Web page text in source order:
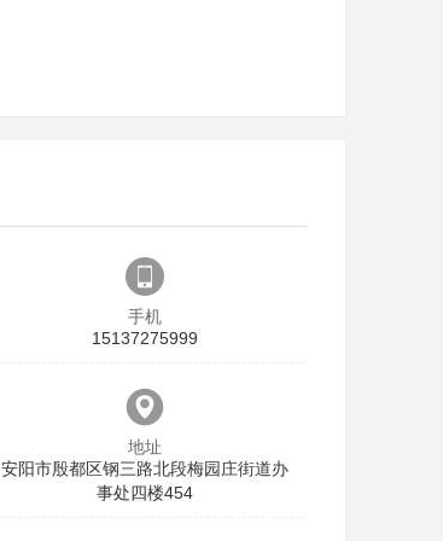
手机
15137275999
地址
安阳市殷都区钢三路北段梅园庄街道办
事处四楼454